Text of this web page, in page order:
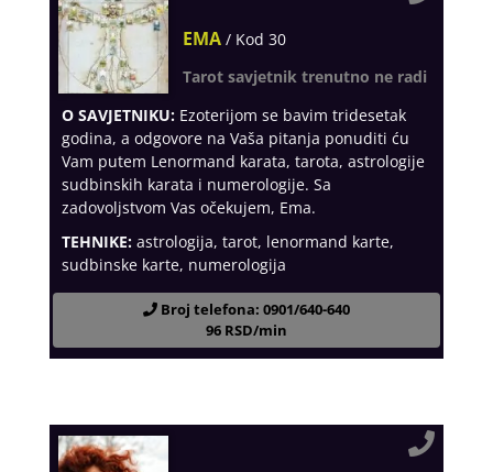
EMA / Kod 30
Tarot savjetnik trenutno ne radi
O SAVJETNIKU:Ezoterijom se bavim tridesetak
godina, a odgovore na Vaša pitanja ponuditi ću
Vam putem Lenormand karata, tarota, astrologije
sudbinskih karata i numerologije. Sa
zadovoljstvom Vas očekujem, Ema.
TEHNIKE:astrologija, tarot, lenormand karte,
sudbinske karte, numerologija
Broj telefona: 0901/640-640
96 RSD/min